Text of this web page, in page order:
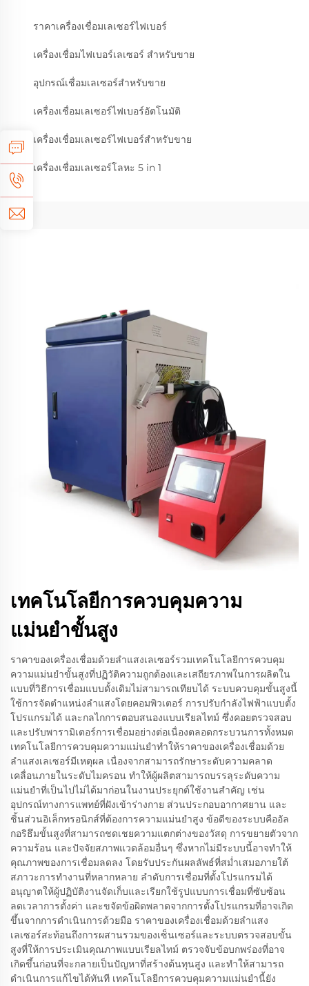
ราคาเครื่องเชื่อมเลเซอร์ไฟเบอร์
เครื่องเชื่อมไฟเบอร์เลเซอร์ สำหรับขาย
อุปกรณ์เชื่อมเลเซอร์สำหรับขาย
เครื่องเชื่อมเลเซอร์ไฟเบอร์อัตโนมัติ
เครื่องเชื่อมเลเซอร์ไฟเบอร์สำหรับขาย
เครื่องเชื่อมเลเซอร์โลหะ 5 in 1
เทคโนโลยีการควบคุมความ
แม่นยำขั้นสูง
ราคาของเครื่องเชื่อมด้วยลำแสงเลเซอร์รวมเทคโนโลยีการควบคุม
ความแม่นยำขั้นสูงที่ปฏิวัติความถูกต้องและเสถียรภาพในการผลิตใน
แบบที่วิธีการเชื่อมแบบดั้งเดิมไม่สามารถเทียบได้ ระบบควบคุมขั้นสูงนี้
ใช้การจัดตำแหน่งลำแสงโดยคอมพิวเตอร์ การปรับกำลังไฟฟ้าแบบตั้ง
โปรแกรมได้ และกลไกการตอบสนองแบบเรียลไทม์ ซึ่งคอยตรวจสอบ
และปรับพารามิเตอร์การเชื่อมอย่างต่อเนื่องตลอดกระบวนการทั้งหมด
เทคโนโลยีการควบคุมความแม่นยำทำให้ราคาของเครื่องเชื่อมด้วย
ลำแสงเลเซอร์มีเหตุผล เนื่องจากสามารถรักษาระดับความคลาด
เคลื่อนภายในระดับไมครอน ทำให้ผู้ผลิตสามารถบรรลุระดับความ
แม่นยำที่เป็นไปไม่ได้มาก่อนในงานประยุกต์ใช้งานสำคัญ เช่น
อุปกรณ์ทางการแพทย์ที่ฝังเข้าร่างกาย ส่วนประกอบอากาศยาน และ
ชิ้นส่วนอิเล็กทรอนิกส์ที่ต้องการความแม่นยำสูง ข้อดีของระบบคืออัล
กอริธึมขั้นสูงที่สามารถชดเชยความแตกต่างของวัสดุ การขยายตัวจาก
ความร้อน และปัจจัยสภาพแวดล้อมอื่นๆ ซึ่งหากไม่มีระบบนี้อาจทำให้
คุณภาพของการเชื่อมลดลง โดยรับประกันผลลัพธ์ที่สม่ำเสมอภายใต้
สภาวะการทำงานที่หลากหลาย ลำดับการเชื่อมที่ตั้งโปรแกรมได้
อนุญาตให้ผู้ปฏิบัติงานจัดเก็บและเรียกใช้รูปแบบการเชื่อมที่ซับซ้อน
ลดเวลาการตั้งค่า และขจัดข้อผิดพลาดจากการตั้งโปรแกรมที่อาจเกิด
ขึ้นจากการดำเนินการด้วยมือ ราคาของเครื่องเชื่อมด้วยลำแสง
เลเซอร์สะท้อนถึงการผสานรวมของเซ็นเซอร์และระบบตรวจสอบขั้น
สูงที่ให้การประเมินคุณภาพแบบเรียลไทม์ ตรวจจับข้อบกพร่องที่อาจ
เกิดขึ้นก่อนที่จะกลายเป็นปัญหาที่สร้างต้นทุนสูง และทำให้สามารถ
ดำเนินการแก้ไขได้ทันที เทคโนโลยีการควบคุมความแม่นยำนี้ยัง